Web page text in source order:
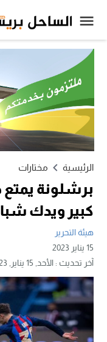
الرئيسية مختارات
برشلونة
كبير ويدك
هيئة التحرير
15 يناير 2023
آخر تحديث :الأحد, 15 يناير, 2023 - 11:16 مساءً